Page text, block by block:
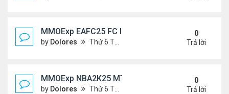
MMOExp EAFC25 FC IQ: Tactical Overhaul
by Dolores Thứ 6 Tháng 9 27, 2024 6:43 pm
0
Trả lời
MMOExp NBA2K25 MT Stephen Curry
by Dolores Thứ 6 Tháng 9 27, 2024 6:42 pm
0
Trả lời